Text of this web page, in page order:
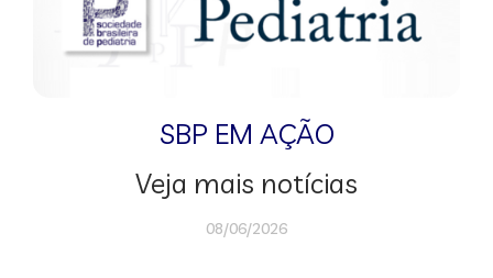
SBP EM AÇÃO
Veja mais notícias
08/06/2026